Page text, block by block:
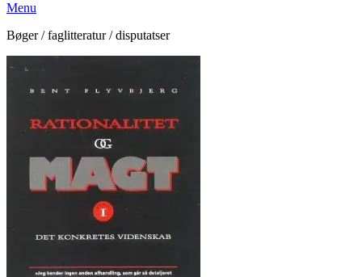
Menu
Bøger / faglitteratur / disputatser